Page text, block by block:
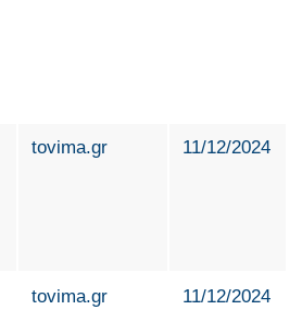
tovima.gr 11/12/2024
tovima.gr 11/12/2024